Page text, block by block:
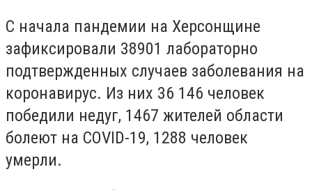
С начала пандемии на Херсонщине
зафиксировали 38901 лабораторно
подтвержденных случаев заболевания на
коронавирус. Из них 36 146 человек
победили недуг, 1467 жителей области
болеют на COVID-19, 1288 человек
умерли.